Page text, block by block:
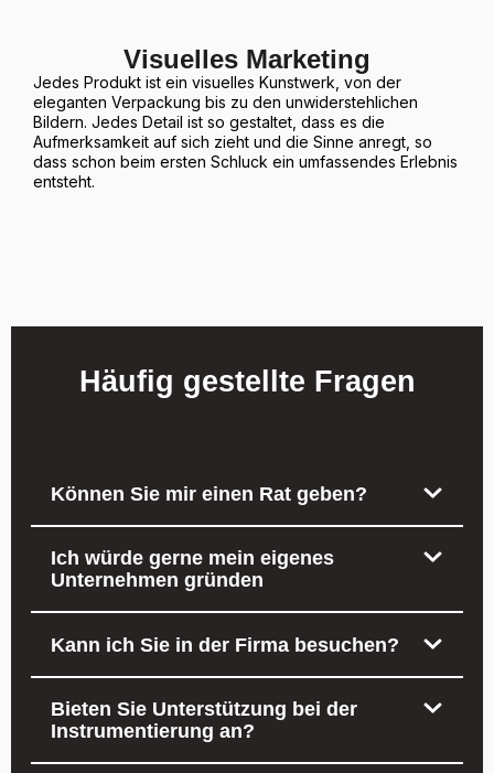
Visuelles Marketing
Jedes Produkt ist ein visuelles Kunstwerk, von der
eleganten Verpackung bis zu den unwiderstehlichen
Bildern. Jedes Detail ist so gestaltet, dass es die
Aufmerksamkeit auf sich zieht und die Sinne anregt, so
dass schon beim ersten Schluck ein umfassendes Erlebnis
entsteht.
Häufig gestellte Fragen
Können Sie mir einen Rat geben?
Ich würde gerne mein eigenes
Unternehmen gründen
Kann ich Sie in der Firma besuchen?
Bieten Sie Unterstützung bei der
Instrumentierung an?